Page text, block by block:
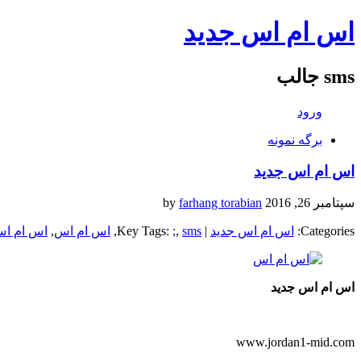
اس ام اس جدید
sms جالب
ورود
برگه نمونه
اس ام اس جدید
سپتامبر 26, 2016 farhang torabian
Categories: اس ام اس جدید | Key Tags:
;, sms
, اس ام اس, اس ام
اس ام اس جدید
www.jordan1-mid.com